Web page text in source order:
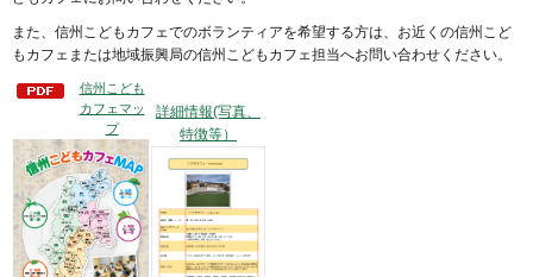
また、信州こどもカフェでのボランティアを希望する方は、お近くの信州こど
もカフェまたは地域振興局の信州こどもカフェ担当へお問い合わせください。
信州こども
カフェマッ
プ
詳細情報(写真、
特徴等）